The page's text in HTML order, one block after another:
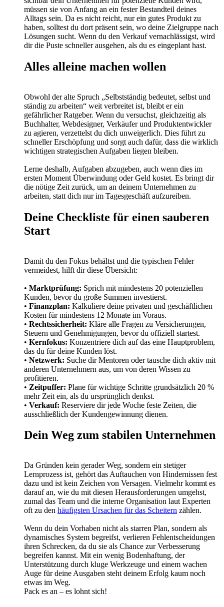
müssen sie von Anfang an ein fester Bestandteil deines
Alltags sein. Da es nicht reicht, nur ein gutes Produkt zu
haben, solltest du dort präsent sein, wo deine Zielgruppe nach
Lösungen sucht. Wenn du den Verkauf vernachlässigst, wird
dir die Puste schneller ausgehen, als du es eingeplant hast.
Alles alleine machen wollen
Obwohl der alte Spruch „Selbstständig bedeutet, selbst und
ständig zu arbeiten“ weit verbreitet ist, bleibt er ein
gefährlicher Ratgeber. Wenn du versuchst, gleichzeitig als
Buchhalter, Webdesigner, Verkäufer und Produktentwickler
zu agieren, verzettelst du dich unweigerlich. Dies führt zu
schneller Erschöpfung und sorgt auch dafür, dass die wirklich
wichtigen strategischen Aufgaben liegen bleiben.
Lerne deshalb, Aufgaben abzugeben, auch wenn dies im
ersten Moment Überwindung oder Geld kostet. Es bringt dir
die nötige Zeit zurück, um an deinem Unternehmen zu
arbeiten, statt dich nur im Tagesgeschäft aufzureiben.
Deine Checkliste für einen sauberen
Start
Damit du den Fokus behältst und die typischen Fehler
vermeidest, hilft dir diese Übersicht:
• Marktprüfung: Sprich mit mindestens 20 potenziellen
Kunden, bevor du große Summen investierst.
• Finanzplan: Kalkuliere deine privaten und geschäftlichen
Kosten für mindestens 12 Monate im Voraus.
• Rechtssicherheit: Kläre alle Fragen zu Versicherungen,
Steuern und Genehmigungen, bevor du offiziell startest.
• Kernfokus: Konzentriere dich auf das eine Hauptproblem,
das du für deine Kunden löst.
• Netzwerk: Suche dir Mentoren oder tausche dich aktiv mit
anderen Unternehmern aus, um von deren Wissen zu
profitieren.
• Zeitpuffer: Plane für wichtige Schritte grundsätzlich 20 %
mehr Zeit ein, als du ursprünglich denkst.
• Verkauf: Reserviere dir jede Woche feste Zeiten, die
ausschließlich der Kundengewinnung dienen.
Dein Weg zum stabilen Unternehmen
Da Gründen kein gerader Weg, sondern ein stetiger
Lernprozess ist, gehört das Auftauchen von Hindernissen fest
dazu und ist kein Zeichen von Versagen. Vielmehr kommt es
darauf an, wie du mit diesen Herausforderungen umgehst,
zumal das Team und die interne Organisation laut Experten
oft zu den häufigsten Ursachen für das Scheitern zählen.
Wenn du dein Vorhaben nicht als starren Plan, sondern als
dynamisches System begreifst, verlieren Fehlentscheidungen
ihren Schrecken, da du sie als Chance zur Verbesserung
begreifen kannst. Mit ein wenig Bodenhaftung, der
Unterstützung durch kluge Werkzeuge und einem wachen
Auge für deine Ausgaben steht deinem Erfolg kaum noch
etwas im Weg.
Pack es an – es lohnt sich!